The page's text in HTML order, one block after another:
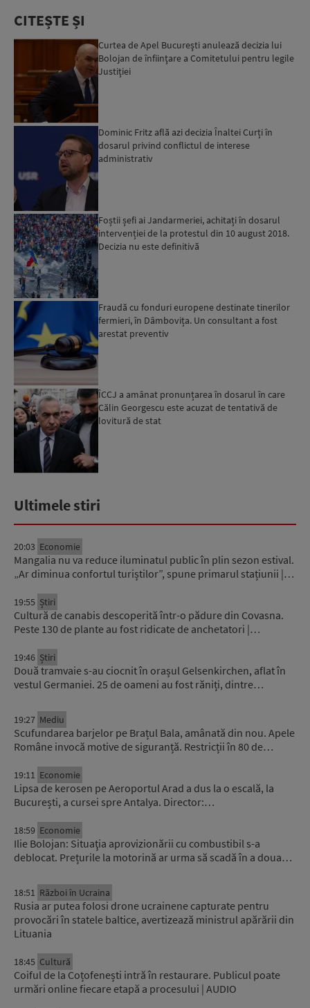
CITEȘTE ȘI
Curtea de Apel Bucureşti anulează decizia lui
Bolojan de înfiinţare a Comitetului pentru legile
Justiţiei
Dominic Fritz află azi decizia Înaltei Curți în
dosarul privind conflictul de interese
administrativ
Foștii șefi ai Jandarmeriei, achitați în dosarul
intervenției de la protestul din 10 august 2018.
Decizia nu este definitivă
Fraudă cu fonduri europene destinate tinerilor
fermieri, în Dâmbovița. Un consultant a fost
arestat preventiv
ÎCCJ a amânat pronunțarea în dosarul în care
Călin Georgescu este acuzat de tentativă de
lovitură de stat
Ultimele stiri
20:03 Economie
Mangalia nu va reduce iluminatul public în plin sezon estival.
„Ar diminua confortul turiștilor”, spune primarul stațiunii |…
19:55 Știri
Cultură de canabis descoperită într-o pădure din Covasna.
Peste 130 de plante au fost ridicate de anchetatori |…
19:46 Știri
Două tramvaie s-au ciocnit în orașul Gelsenkirchen, aflat în
vestul Germaniei. 25 de oameni au fost răniți, dintre…
19:27 Mediu
Scufundarea barjelor pe Brațul Bala, amânată din nou. Apele
Române invocă motive de siguranță. Restricții în 80 de…
19:11 Economie
Lipsa de kerosen pe Aeroportul Arad a dus la o escală, la
București, a cursei spre Antalya. Director:…
18:59 Economie
Ilie Bolojan: Situaţia aprovizionării cu combustibil s-a
deblocat. Prețurile la motorină ar urma să scadă în a doua…
18:51 Război în Ucraina
Rusia ar putea folosi drone ucrainene capturate pentru
provocări în statele baltice, avertizează ministrul apărării din
Lituania
18:45 Cultură
Coiful de la Coțofenești intră în restaurare. Publicul poate
urmări online fiecare etapă a procesului | AUDIO